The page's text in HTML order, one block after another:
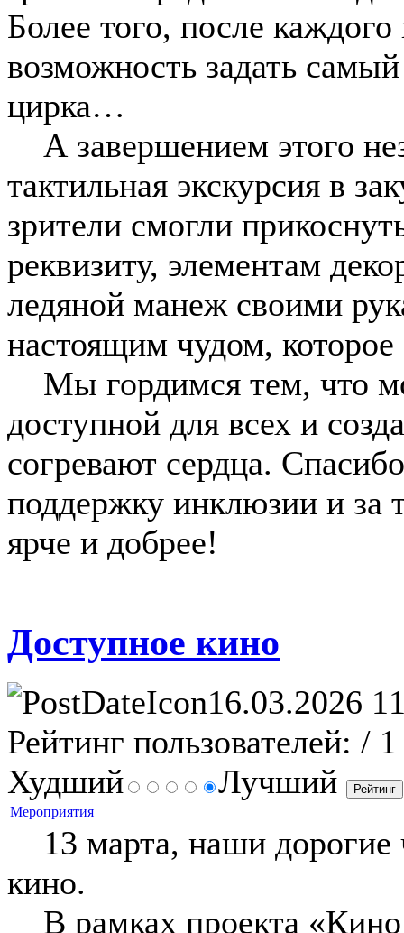
Более того, после
возможность задать
цирка…
А завершением этого
тактильная экскурсия в
зрители смогли
реквизиту, элементам
ледяной манеж своими
настоящим чудом,
Мы гордимся тем, что
доступной для всех и
согревают сердца.
поддержку инклюзии и за
ярче и добрее!
Доступное кино
16.03.2026
Рейтинг пользователей: / 1
Худший
Лучший
Мероприятия
13 марта, наши дорогие
кино.
В рамках проекта «Кино